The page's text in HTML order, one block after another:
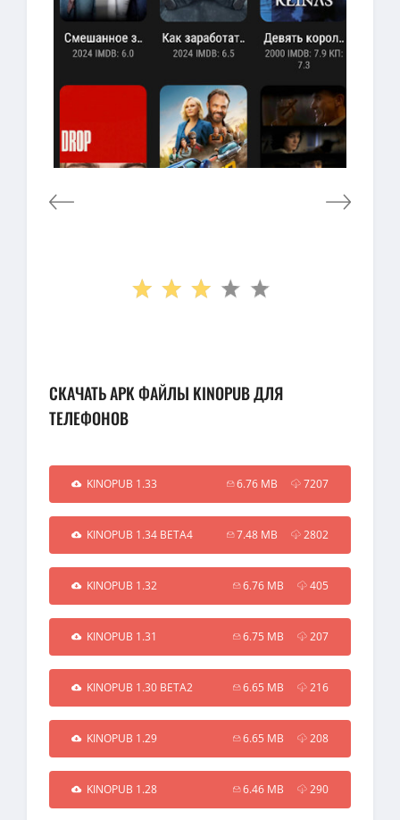
СКАЧАТЬ APK ФАЙЛЫ KINOPUB ДЛЯ
ТЕЛЕФОНОВ
KINOPUB 1.33 6.76 MB 7207
KINOPUB 1.34 BETA4 7.48 MB 2802
KINOPUB 1.32 6.76 MB 405
KINOPUB 1.31 6.75 MB 207
KINOPUB 1.30 BETA2 6.65 MB 216
KINOPUB 1.29 6.65 MB 208
KINOPUB 1.28 6.46 MB 290